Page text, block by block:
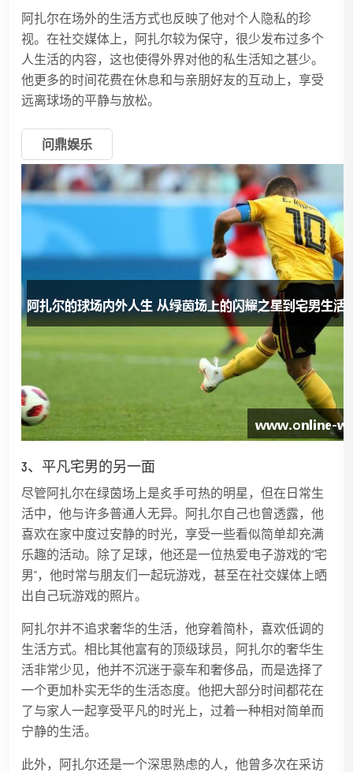
阿扎尔在场外的生活方式也反映了他对个人隐私的珍
视。在社交媒体上，阿扎尔较为保守，很少发布过多个
人生活的内容，这也使得外界对他的私生活知之甚少。
他更多的时间花费在休息和与亲朋好友的互动上，享受
远离球场的平静与放松。
问鼎娱乐
3、平凡宅男的另一面
尽管阿扎尔在绿茵场上是炙手可热的明星，但在日常生
活中，他与许多普通人无异。阿扎尔自己也曾透露，他
喜欢在家中度过安静的时光，享受一些看似简单却充满
乐趣的活动。除了足球，他还是一位热爱电子游戏的“宅
男”，他时常与朋友们一起玩游戏，甚至在社交媒体上晒
出自己玩游戏的照片。
阿扎尔并不追求奢华的生活，他穿着简朴，喜欢低调的
生活方式。相比其他富有的顶级球员，阿扎尔的奢华生
活非常少见，他并不沉迷于豪车和奢侈品，而是选择了
一个更加朴实无华的生活态度。他把大部分时间都花在
了与家人一起享受平凡的时光上，过着一种相对简单而
宁静的生活。
此外，阿扎尔还是一个深思熟虑的人，他曾多次在采访